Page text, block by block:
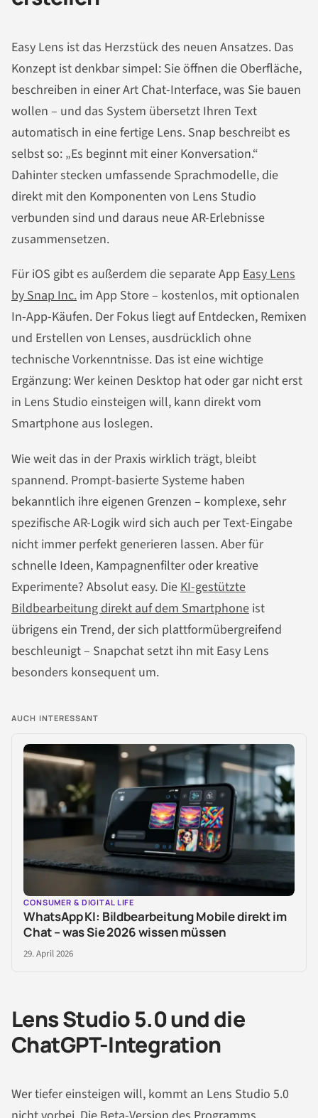
Easy Lens ist das Herzstück des neuen Ansatzes. Das
Konzept ist denkbar simpel: Sie öffnen die Oberfläche,
beschreiben in einer Art Chat-Interface, was Sie bauen
wollen – und das System übersetzt Ihren Text
automatisch in eine fertige Lens. Snap beschreibt es
selbst so: „Es beginnt mit einer Konversation.“
Dahinter stecken umfassende Sprachmodelle, die
direkt mit den Komponenten von Lens Studio
verbunden sind und daraus neue AR-Erlebnisse
zusammensetzen.
Für iOS gibt es außerdem die separate App Easy Lens
by Snap Inc. im App Store – kostenlos, mit optionalen
In-App-Käufen. Der Fokus liegt auf Entdecken, Remixen
und Erstellen von Lenses, ausdrücklich ohne
technische Vorkenntnisse. Das ist eine wichtige
Ergänzung: Wer keinen Desktop hat oder gar nicht erst
in Lens Studio einsteigen will, kann direkt vom
Smartphone aus loslegen.
Wie weit das in der Praxis wirklich trägt, bleibt
spannend. Prompt-basierte Systeme haben
bekanntlich ihre eigenen Grenzen – komplexe, sehr
spezifische AR-Logik wird sich auch per Text-Eingabe
nicht immer perfekt generieren lassen. Aber für
schnelle Ideen, Kampagnenfilter oder kreative
Experimente? Absolut easy. DieKI-gestützte
Bildbearbeitung direkt auf dem Smartphone ist
übrigens ein Trend, der sich plattformübergreifend
beschleunigt – Snapchat setzt ihn mit Easy Lens
besonders konsequent um.
AUCH INTERESSANT
CONSUMER & DIGITAL LIFE
WhatsApp KI: Bildbearbeitung Mobile direkt im
Chat – was Sie 2026 wissen müssen
29. April 2026
Lens Studio 5.0 und die
ChatGPT-Integration
Wer tiefer einsteigen will, kommt an Lens Studio 5.0